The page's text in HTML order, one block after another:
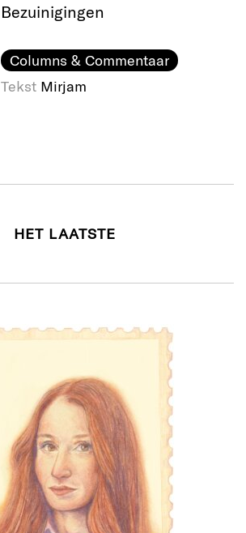
Bezuinigingen
Columns & Commentaar
Tekst Mirjam
HET LAATSTE